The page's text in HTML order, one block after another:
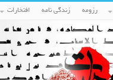
رزومه زندگی نامه افتخارات